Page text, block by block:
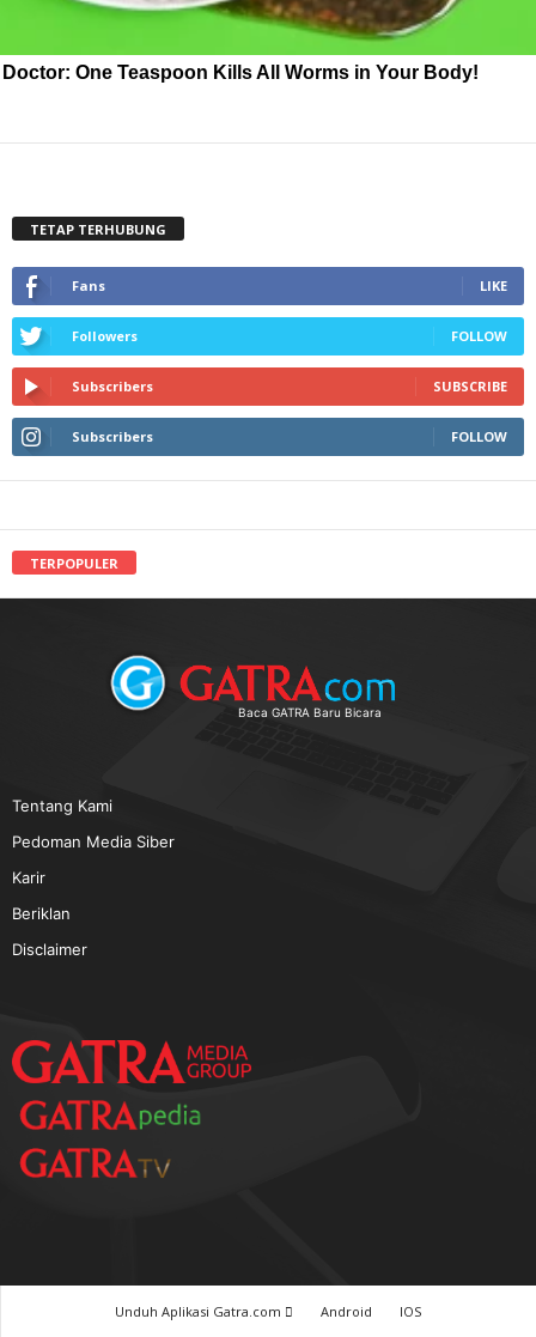
Doctor: One Teaspoon Kills All Worms in Your Body!
TETAP TERHUBUNG
Fans LIKE
Followers FOLLOW
Subscribers SUBSCRIBE
Subscribers FOLLOW
TERPOPULER
Baca GATRA Baru Bicara